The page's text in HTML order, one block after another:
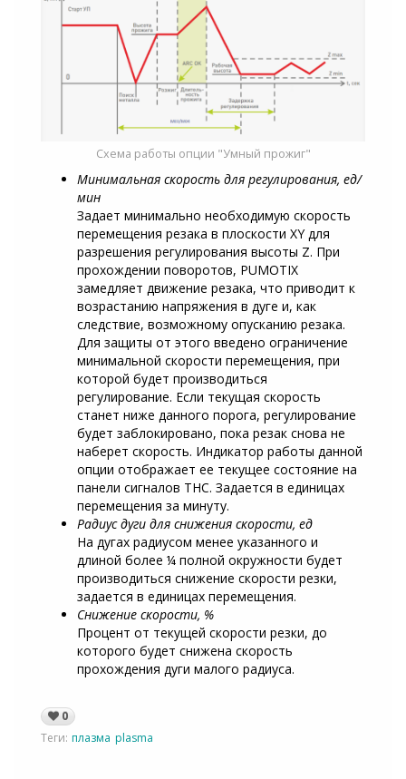
Схема работы опции "Умный прожиг"
Минимальная скорость для регулирования, ед/
мин
Задает минимально необходимую скорость
перемещения резака в плоскости XY для
разрешения регулирования высоты Z. При
прохождении поворотов, PUMOTIX
замедляет движение резака, что приводит к
возрастанию напряжения в дуге и, как
следствие, возможному опусканию резака.
Для защиты от этого введено ограничение
минимальной скорости перемещения, при
которой будет производиться
регулирование. Если текущая скорость
станет ниже данного порога, регулирование
будет заблокировано, пока резак снова не
наберет скорость. Индикатор работы данной
опции отображает ее текущее состояние на
панели сигналов THC. Задается в единицах
перемещения за минуту.
Радиус дуги для снижения скорости, ед
На дугах радиусом менее указанного и
длиной более ¼ полной окружности будет
производиться снижение скорости резки,
задается в единицах перемещения.
Снижение скорости, %
Процент от текущей скорости резки, до
которого будет снижена скорость
прохождения дуги малого радиуса.
0
Теги: плазма plasma